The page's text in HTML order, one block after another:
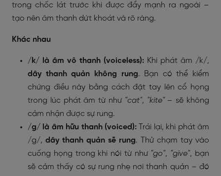
trong chốc lát trước khi được đẩy mạnh ra ngoài –
tạo nên âm thanh dứt khoát và rõ ràng.
Khác nhau
/k/ là âm vô thanh (voiceless): Khi phát âm /k/,
dây thanh quản không rung. Bạn có thể kiểm
chứng điều này bằng cách đặt tay lên cổ họng
trong lúc phát âm từ như "cat", "kite"– sẽ không
cảm nhận được sự rung.
/g/ là âm hữu thanh (voiced):
Trái lại, khi phát âm
/g/, dây thanh quản sẽ rung. Thử chạm tay vào
cuống họng trong khi nói từ như "go", "give", bạn
sẽ cảm thấy có sự rung nhẹ nơi thanh quản – đó